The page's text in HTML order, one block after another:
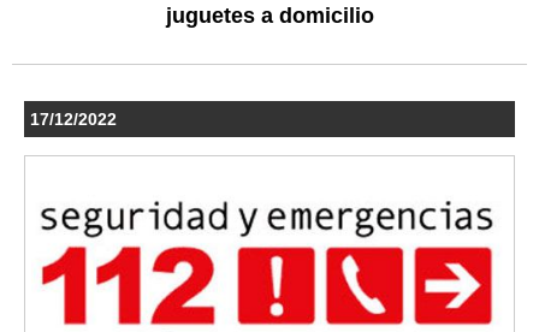
juguetes a domicilio
17/12/2022